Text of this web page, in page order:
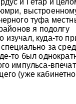
и Гетар и
туфа
я подолгу
изучал, куда-то
специально за
то был
импульса-
(уже